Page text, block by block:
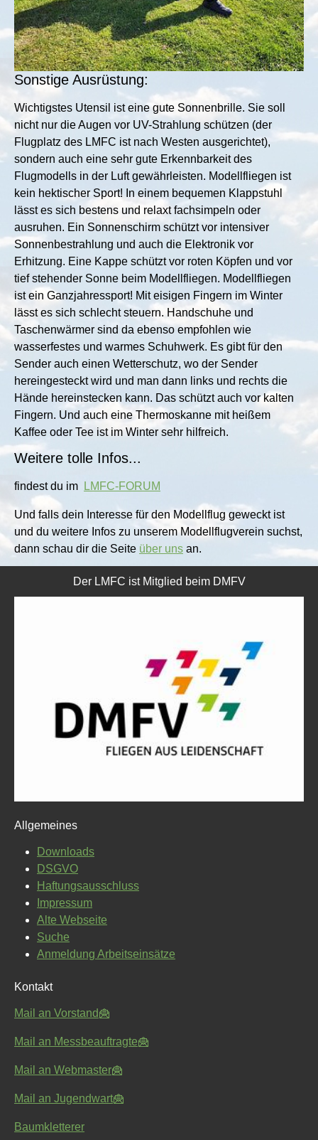
Sonstige Ausrüstung:
Wichtigstes Utensil ist eine gute Sonnenbrille. Sie soll
nicht nur die Augen vor UV-Strahlung schützen (der
Flugplatz des LMFC ist nach Westen ausgerichtet),
sondern auch eine sehr gute Erkennbarkeit des
Flugmodells in der Luft gewährleisten. Modellfliegen ist
kein hektischer Sport! In einem bequemen Klappstuhl
lässt es sich bestens und relaxt fachsimpeln oder
ausruhen. Ein Sonnenschirm schützt vor intensiver
Sonnenbestrahlung und auch die Elektronik vor
Erhitzung. Eine Kappe schützt vor roten Köpfen und vor
tief stehender Sonne beim Modellfliegen. Modellfliegen
ist ein Ganzjahressport! Mit eisigen Fingern im Winter
lässt es sich schlecht steuern. Handschuhe und
Taschenwärmer sind da ebenso empfohlen wie
wasserfestes und warmes Schuhwerk. Es gibt für den
Sender auch einen Wetterschutz, wo der Sender
hereingesteckt wird und man dann links und rechts die
Hände hereinstecken kann. Das schützt auch vor kalten
Fingern. Und auch eine Thermoskanne mit heißem
Kaffee oder Tee ist im Winter sehr hilfreich.
Weitere tolle Infos...
findest du im LMFC-FORUM
Und falls dein Interesse für den Modellflug geweckt ist
und du weitere Infos zu unserem Modellflugverein suchst,
dann schau dir die Seite über uns an.
Der LMFC ist Mitglied beim DMFV
Allgemeines
Downloads
DSGVO
Haftungsausschluss
Impressum
Alte Webseite
Suche
Anmeldung Arbeitseinsätze
Kontakt
Mail an Vorstand
Mail an Messbeauftragte
Mail an Webmaster
Mail an Jugendwart
Baumkletterer